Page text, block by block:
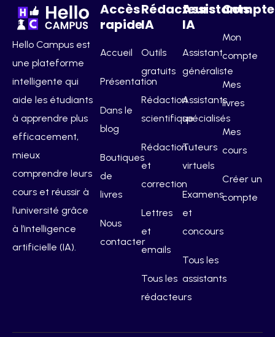
Hello Campus est
une plateforme
intelligente qui
aide les étudiants
à apprendre plus
efficacement,
mieux
comprendre leurs
cours et réussir à
l’université grâce
à l’intelligence
artificielle (IA).
Accès
rapide
Accueil
Présentation
Dans le
blog
Boutiques
de
livres
Nous
contacter
Rédacteurs
IA
Outils
gratuits
Rédaction
scientifique
Rédaction
et
correction
Lettres
et
emails
Tous les
rédacteurs
Assistants
IA
Assistant
généraliste
Assistants
spécialisés
Tuteurs
virtuels
Examens
et
concours
Tous les
assistants
Compte
Mon
compte
Mes
livres
Mes
cours
Créer un
compte